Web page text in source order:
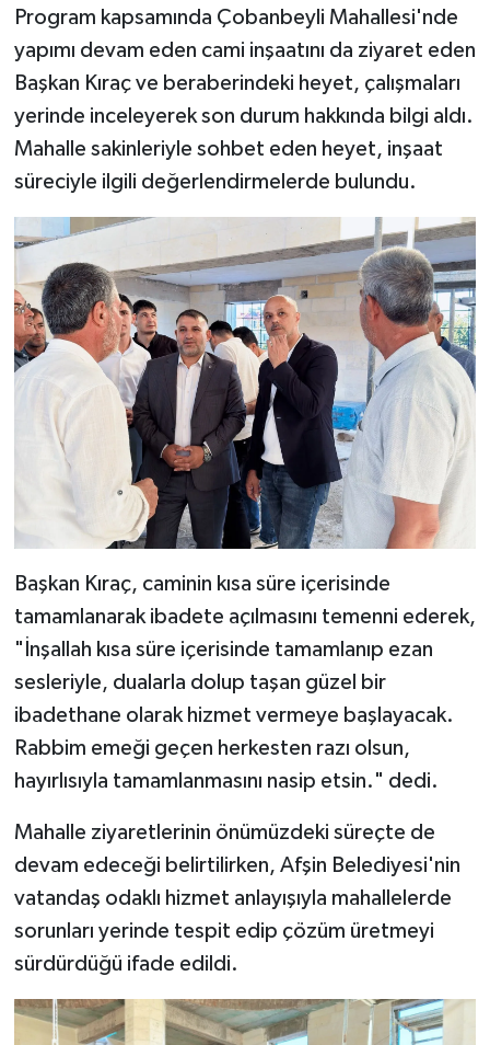
Program kapsamında Çobanbeyli Mahallesi'nde
yapımı devam eden cami inşaatını da ziyaret eden
Başkan Kıraç ve beraberindeki heyet, çalışmaları
yerinde inceleyerek son durum hakkında bilgi aldı.
Mahalle sakinleriyle sohbet eden heyet, inşaat
süreciyle ilgili değerlendirmelerde bulundu.
Başkan Kıraç, caminin kısa süre içerisinde
tamamlanarak ibadete açılmasını temenni ederek,
"İnşallah kısa süre içerisinde tamamlanıp ezan
sesleriyle, dualarla dolup taşan güzel bir
ibadethane olarak hizmet vermeye başlayacak.
Rabbim emeği geçen herkesten razı olsun,
hayırlısıyla tamamlanmasını nasip etsin." dedi.
Mahalle ziyaretlerinin önümüzdeki süreçte de
devam edeceği belirtilirken, Afşin Belediyesi'nin
vatandaş odaklı hizmet anlayışıyla mahallelerde
sorunları yerinde tespit edip çözüm üretmeyi
sürdürdüğü ifade edildi.